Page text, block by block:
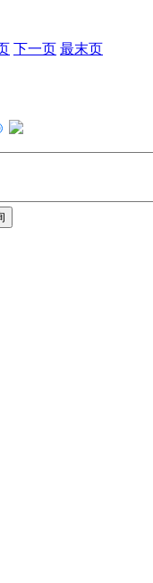
下一页 最末页